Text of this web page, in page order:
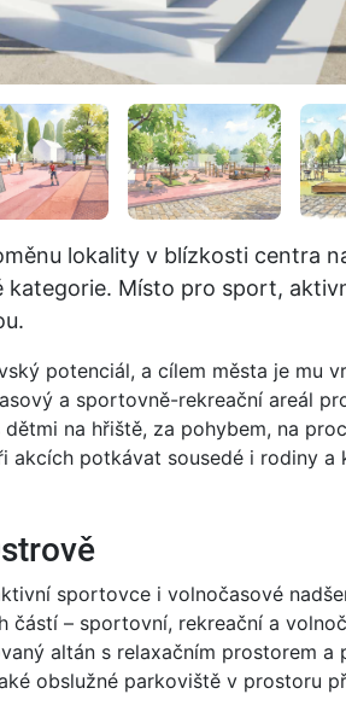
lokality v blízkosti centra
kategorie. Místo pro sport,
potenciál, a cílem města je mu
a sportovně-rekreační areál
na hřiště, za pohybem, na
akcích potkávat sousedé i rodiny a
sportovce i volnočasové
částí – sportovní, rekreační a
altán s relaxačním prostorem a
obslužné parkoviště v prostoru